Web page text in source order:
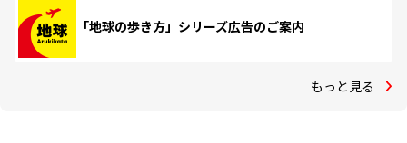
「地球の歩き方」シリーズ広告のご案内
もっと見る